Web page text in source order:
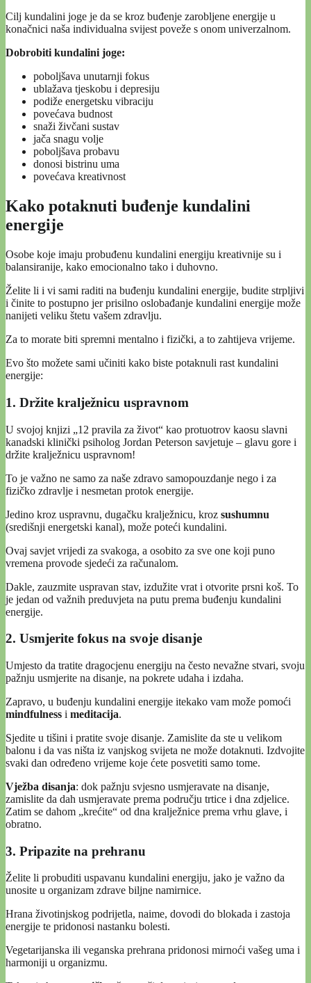
Cilj kundalini joge je da se kroz buđenje zarobljene energije u
konačnici naša individualna svijest poveže s onom univerzalnom.
Dobrobiti kundalini joge:
poboljšava unutarnji fokus
ublažava tjeskobu i depresiju
podiže energetsku vibraciju
povećava budnost
snaži živčani sustav
jača snagu volje
poboljšava probavu
donosi bistrinu uma
povećava kreativnost
Kako potaknuti buđenje kundalini
energije
Osobe koje imaju probuđenu kundalini energiju kreativnije su i
balansiranije, kako emocionalno tako i duhovno.
Želite li i vi sami raditi na buđenju kundalini energije, budite strpljivi
i činite to postupno jer prisilno oslobađanje kundalini energije može
nanijeti veliku štetu vašem zdravlju.
Za to morate biti spremni mentalno i fizički, a to zahtijeva vrijeme.
Evo što možete sami učiniti kako biste potaknuli rast kundalini
energije:
1. Držite kralježnicu uspravnom
U svojoj knjizi „12 pravila za život“ kao protuotrov kaosu slavni
kanadski klinički psiholog Jordan Peterson savjetuje – glavu gore i
držite kralježnicu uspravnom!
To je važno ne samo za naše zdravo samopouzdanje nego i za
fizičko zdravlje i nesmetan protok energije.
Jedino kroz uspravnu, dugačku kralježnicu, kroz sushumnu
(središnji energetski kanal), može poteći kundalini.
Ovaj savjet vrijedi za svakoga, a osobito za sve one koji puno
vremena provode sjedeći za računalom.
Dakle, zauzmite uspravan stav, izdužite vrat i otvorite prsni koš. To
je jedan od važnih preduvjeta na putu prema buđenju kundalini
energije.
2. Usmjerite fokus na svoje disanje
Umjesto da tratite dragocjenu energiju na često nevažne stvari, svoju
pažnju usmjerite na disanje, na pokrete udaha i izdaha.
Zapravo, u buđenju kundalini energije itekako vam može pomoći
mindfulness i meditacija.
Sjedite u tišini i pratite svoje disanje. Zamislite da ste u velikom
balonu i da vas ništa iz vanjskog svijeta ne može dotaknuti. Izdvojite
svaki dan određeno vrijeme koje ćete posvetiti samo tome.
Vježba disanja: dok pažnju svjesno usmjeravate na disanje,
zamislite da dah usmjeravate prema području trtice i dna zdjelice.
Zatim se dahom „krećite“ od dna kralježnice prema vrhu glave, i
obratno.
3. Pripazite na prehranu
Želite li probuditi uspavanu kundalini energiju, jako je važno da
unosite u organizam zdrave biljne namirnice.
Hrana životinjskog podrijetla, naime, dovodi do blokada i zastoja
energije te pridonosi nastanku bolesti.
Vegetarijanska ili veganska prehrana pridonosi mirnoći vašeg uma i
harmoniji u organizmu.